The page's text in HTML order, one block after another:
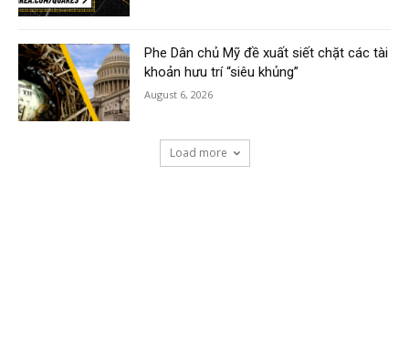
Phe Dân chủ Mỹ đề xuất siết chặt các tài
khoản hưu trí “siêu khủng”
August 6, 2026
Load more